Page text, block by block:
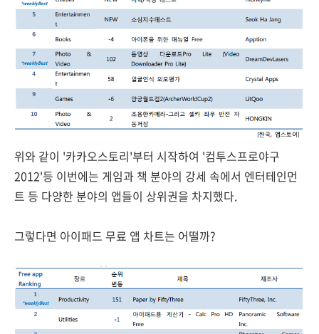
위와 같이 '카카오스토리'부터 시작하여 '컴투스프로야구
2012'등 이번에는 게임과 책 분야의 강세 속에서 엔터테인먼
트 등 다양한 분야의 앱들이 상위권을 차지했다.
그렇다면 아이패드 무료 앱 차트는 어떨까?